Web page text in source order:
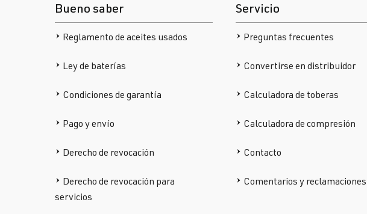
Bueno saber
Reglamento de aceites usados
Ley de baterías
Condiciones de garantía
Pago y envío
Derecho de revocación
Derecho de revocación para
servicios
Servicio
Preguntas frecuentes
Convertirse en distribuidor
Calculadora de toberas
Calculadora de compresión
Contacto
Comentarios y reclamaciones